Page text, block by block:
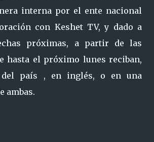
interna por el ente nacional
con Keshet TV, y dado a
próximas, a partir de las
hasta el próximo lunes reciban,
país , en inglés, o en una
ambas.